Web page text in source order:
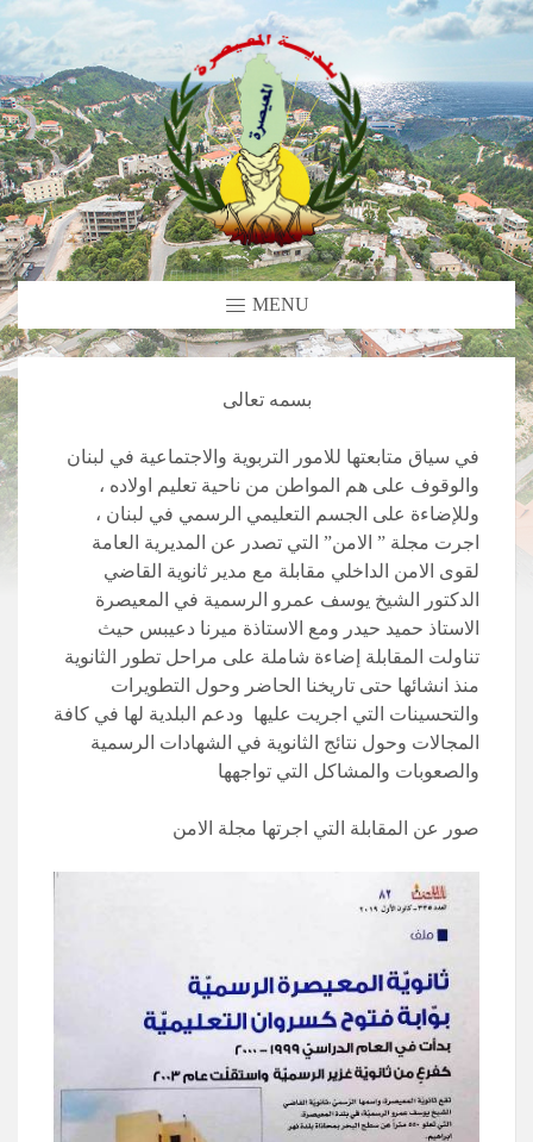
MENU
بسمه تعالى
في سياق متابعتها للامور التربوية والاجتماعية في لبنان
والوقوف على هم المواطن من ناحية تعليم اولاده ،
وللإضاءة على الجسم التعليمي الرسمي في لبنان ،
اجرت مجلة ” الامن” التي تصدر عن المديرية العامة
لقوى الامن الداخلي مقابلة مع مدير ثانوية القاضي
الدكتور الشيخ يوسف عمرو الرسمية في المعيصرة
الاستاذ حميد حيدر ومع الاستاذة ميرنا دعيبس حيث
تناولت المقابلة إضاءة شاملة على مراحل تطور الثانوية
منذ انشائها حتى تاريخنا الحاضر وحول التطويرات
والتحسينات التي اجريت عليها ودعم البلدية لها في كافة
المجالات وحول نتائج الثانوية في الشهادات الرسمية
والصعوبات والمشاكل التي تواجهها
صور عن المقابلة التي اجرتها مجلة الامن